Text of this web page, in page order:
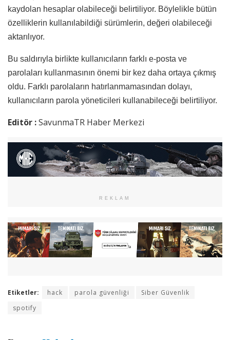
kaydolan hesaplar olabileceği belirtiliyor. Böylelikle bütün
özelliklerin kullanılabildiği sürümlerin, değeri olabileceği
aktarılıyor.
Bu saldırıyla birlikte kullanıcıların farklı e-posta ve
parolaları kullanmasının önemi bir kez daha ortaya çıkmış
oldu. Farklı parolaların hatırlanmamasından dolayı,
kullanıcıların parola yöneticileri kullanabileceği belirtiliyor.
Editör :SavunmaTR Haber Merkezi
REKLAM
Etiketler: hack parola güvenliği
Siber Güvenlik
spotify